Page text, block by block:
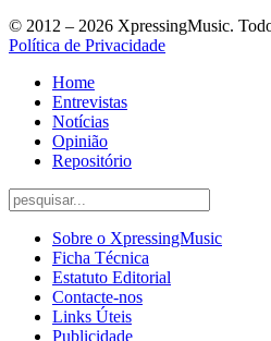
© 2012 – 2026 XpressingMusic.
Política de Privacidade
Home
Entrevistas
Notícias
Opinião
Repositório
Sobre o XpressingMusic
Ficha Técnica
Estatuto Editorial
Contacte-nos
Links Úteis
Publicidade